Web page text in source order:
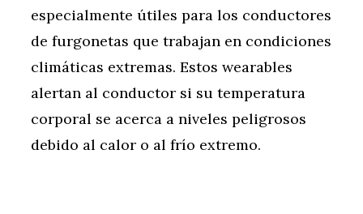
especialmente útiles para los conductores
de furgonetas que trabajan en condiciones
climáticas extremas. Estos wearables
alertan al conductor si su temperatura
corporal se acerca a niveles peligrosos
debido al calor o al frío extremo.